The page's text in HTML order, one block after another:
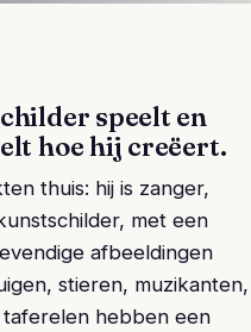
speelt en
hoe hij creëert.
thuis: hij is zanger,
met een
afbeeldingen
stieren, muzikanten,
hebben een